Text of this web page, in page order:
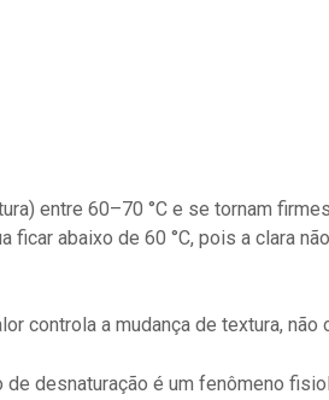
entre 60–70 °C e se tornam
ficar abaixo de 60 °C, pois a clara
controla a mudança de textura, não
de desnaturação é um fenômeno